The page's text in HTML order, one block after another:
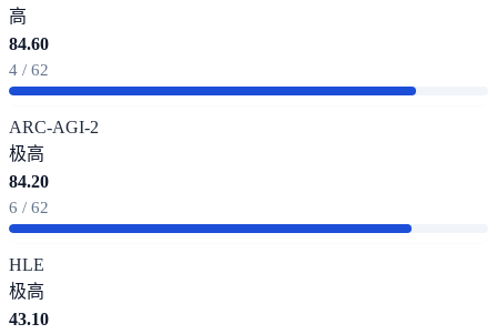
高
84.60
4 / 62
ARC-AGI-2
极高
84.20
6 / 62
HLE
极高
43.10